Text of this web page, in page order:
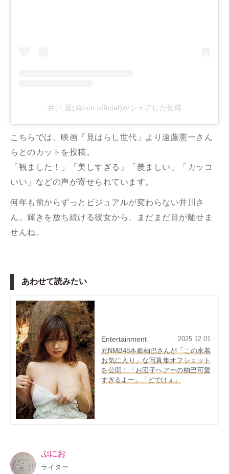
井川 遥(@loin.official)がシェアした投稿
こちらでは、映画「見はらし世代」より遠藤憲一さん
らとのカットを投稿。
「観ました！」「美しすぎる」「羨ましい」「カッコ
いい」などの声が寄せられています。
何年も前からずっとビジュアルが変わらない井川さ
ん。輝きを放ち続ける彼女から、まだまだ目が離せま
せんね。
あわせて読みたい
Entertainment
2025.12.01
元NMB48本郷柚巴さんが「この水着
お気に入り」な写真集オフショット
を公開！「お団子ヘアーの柚巴可愛
すぎるよー」「どでけぇ」
ぶにお
ライター